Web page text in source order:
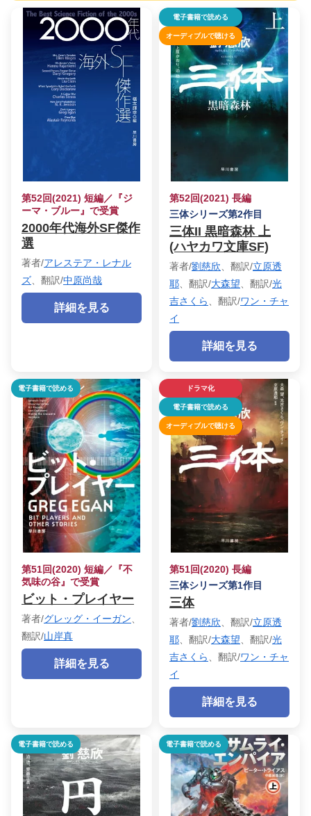
第52回(2021) 短編／『ジ
ーマ・ブルー』で受賞
2000年代海外SF傑作
選
著者/アレステア・レナル
ズ 、翻訳/中原尚哉
詳細を見る
電子書籍で読める
オーディブルで聴ける
第52回(2021) 長編
三体シリーズ第2作目
三体II 黒暗森林 上
(ハヤカワ文庫SF)
著者/劉慈欣 、翻訳/立原透
耶 、翻訳/大森望 、翻訳/光
吉さくら
、翻訳/ワン・チャ
イ
詳細を見る
電子書籍で読める
第51回(2020) 短編／『不
気味の谷』で受賞
ビット・プレイヤー
著者/グレッグ・イーガン
翻訳/山岸真
詳細を見る
ドラマ化
電子書籍で読める
オーディブルで聴ける
第51回(2020) 長編
三体シリーズ第1作目
三体
著者/劉慈欣 、翻訳/立原透
耶 、翻訳/大森望 、翻訳/光
吉さくら
、翻訳/ワン・チャ
イ
詳細を見る
電子書籍で読める 電子書籍で読める